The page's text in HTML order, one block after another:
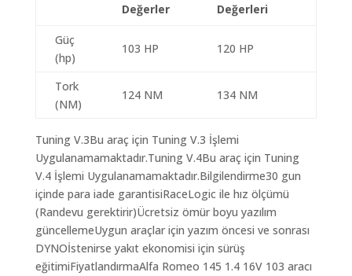
Değerler
Değerleri
Güç
(hp)
103 HP 120 HP
Tork
(NM)
124 NM 134 NM
Tuning V.3Bu araç için Tuning V.3 İşlemi
Uygulanamamaktadır.Tuning V.4Bu araç için Tuning
V.4 İşlemi Uygulanamamaktadır.Bilgilendirme30 gun
içinde para iade garantisiRaceLogic ile hız ölçümü
(Randevu gerektirir)Ücretsiz ömür boyu yazılım
güncellemeUygun araçlar için yazım öncesi ve sonrası
DYNOİstenirse yakıt ekonomisi için sürüş
eğitimiFiyatlandırmaAlfa Romeo 145 1.4 16V 103 aracı